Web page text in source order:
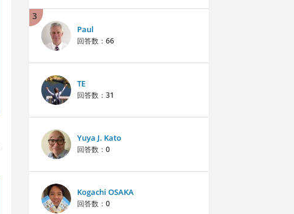
3
Paul
回答数： 66
TE
回答数： 31
Yuya J. Kato
回答数： 0
Kogachi OSAKA
回答数： 0